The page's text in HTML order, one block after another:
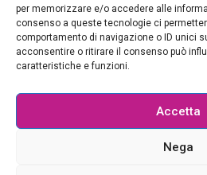
per memorizzare e/o accedere alle
consenso a queste tecnologie ci
comportamento di navigazione o ID unici
acconsentire o ritirare il consenso può
caratteristiche e funzioni.
Accetta
Nega
AGOSTO
L M M G
10
11 12 13
20